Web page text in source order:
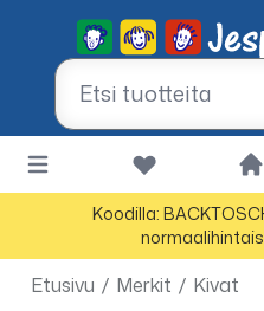
Koodilla:
Etusivu / Merkit / Kivat